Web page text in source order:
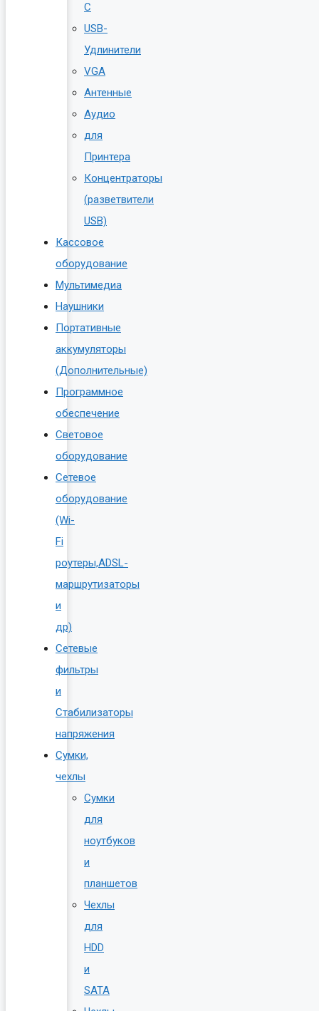
C
USB-
Удлинители
VGA
Антенные
Аудио
для
Принтера
Концентраторы
(разветвители
USB)
Кассовое
оборудование
Мультимедиа
Наушники
Портативные
аккумуляторы
(Дополнительные)
Программное
обеспечение
Световое
оборудование
Сетевое
оборудование
(Wi-
Fi
роутеры,ADSL-
маршрутизаторы
и
др)
Сетевые
фильтры
и
Стабилизаторы
напряжения
Сумки,
чехлы
Сумки
для
ноутбуков
и
планшетов
Чехлы
для
HDD
и
SATA